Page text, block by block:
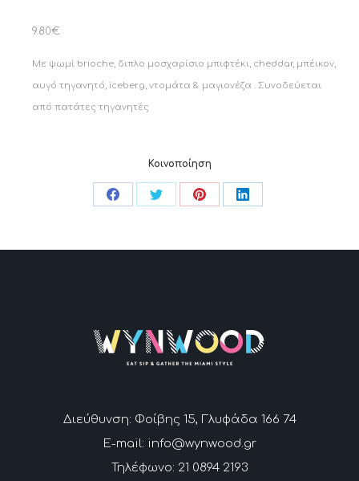
9.80€
Με ψωμί brioche, διπλο μοσχαρίσιο μπιφτέκι, cheddar, μπέικον,
αυγό τηγανητό, iceberg, ντομάτα & μαγιονέζα . Συνοδεύεται
από πατάτες τηγανητές
Κοινοποίηση
Share
Facebook
Share
Twitter
Share
Pinterest
Share
LinkedIn
Διεύθυνση: Φοίβης 15, Γλυφάδα 166 74
E-mail: info@wynwood.gr
Τηλέφωνο: 21 0894 2193